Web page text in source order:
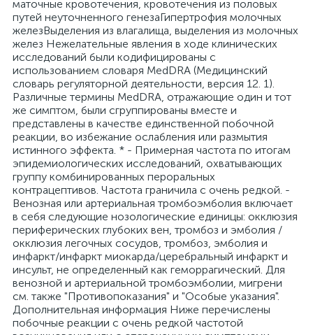
маточные кровотечения, кровотечения из половых
путей неуточненного генезаГипертрофия молочных
железВыделения из влагалища, выделения из молочных
желез Нежелательные явления в ходе клинических
исследований были кодифицированы с
использованием словаря MedDRA (Медицинский
словарь регуляторной деятельности, версия 12. 1).
Различные термины MedDRA, отражающие один и тот
же симптом, были сгруппированы вместе и
представлены в качестве единственной побочной
реакции, во избежание ослабления или размытия
истинного эффекта. * - Примерная частота по итогам
эпидемиологических исследований, охватывающих
группу комбинированных пероральных
контрацептивов. Частота граничила с очень редкой. -
Венозная или артериальная тромбоэмболия включает
в себя следующие нозологические единицы: окклюзия
периферических глубоких вен, тромбоз и эмболия /
окклюзия легочных сосудов, тромбоз, эмболия и
инфаркт/инфаркт миокарда/церебральный инфаркт и
инсульт, не определенный как геморрагический. Для
венозной и артериальной тромбоэмболии, мигрени
см. также "Противопоказания" и "Особые указания".
Дополнительная информация Ниже перечислены
побочные реакции с очень редкой частотой